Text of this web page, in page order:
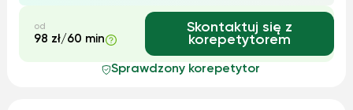
od
98 zł/60 min
Skontaktuj się z
korepetytorem
Sprawdzony korepetytor